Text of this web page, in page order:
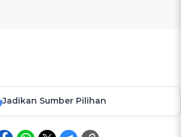
Jadikan Sumber Pilihan